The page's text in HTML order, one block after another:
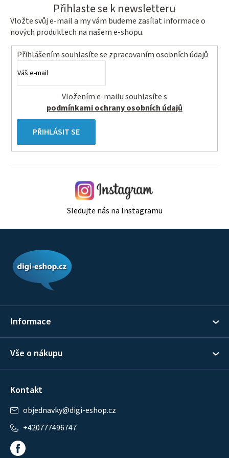
Přihlaste se k newsletteru
Vložte svůj e-mail a my vám budeme zasílat informace o
nových produktech na našem e-shopu.
Přihlášením souhlasíte se zpracovaním osobních údajů
podmínkami ochrany osobních údajů
PŘIHLÁSIT SE
Sledujte nás na Instagramu
Informace
Vše o nákupu
Kontakt
objednavky@digi-eshop.cz
+420777496747